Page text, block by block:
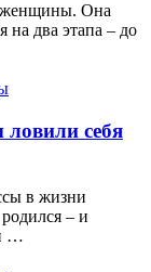
Она
на два этапа – до
себя
в жизни
– и
…